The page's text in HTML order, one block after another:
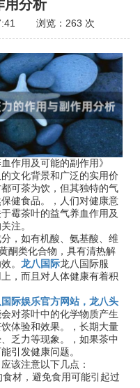
用分析
浏览： 263 次
作用及可能的副作用》
文化背景和广泛的实用价
可茶为饮，但其独特的气
健食品。，人们对健康意
霉茶叶的益气养血作用及
注。
，如有机酸、氨基酸、维
酮类化合物，具有清热解
。 龙八国际龙八国际服
，而且对人体健康有着积
际娱乐官方网站，龙八头
对茶叶中的化学物质产生
体验和效果。，长期大量
乏力等现象。，如果茶中
引发健康问题。
该注意以下几点：
材，避免食用可能引起过